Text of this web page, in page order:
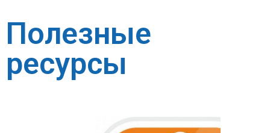
Полезные
ресурсы